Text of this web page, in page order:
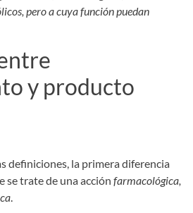
pero a cuya función puedan
y producto
definiciones, la primera diferencia
se trate de una acción farmacológica,
.